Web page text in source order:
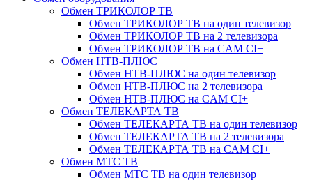
Обмен ТРИКОЛОР ТВ
Обмен ТРИКОЛОР ТВ на один телевизор
Обмен ТРИКОЛОР ТВ на 2 телевизора
Обмен ТРИКОЛОР ТВ на CAM CI+
Обмен НТВ-ПЛЮС
Обмен НТВ-ПЛЮС на один телевизор
Обмен НТВ-ПЛЮС на 2 телевизора
Обмен НТВ-ПЛЮС на CAM CI+
Обмен ТЕЛЕКАРТА ТВ
Обмен ТЕЛЕКАРТА ТВ на один телевизор
Обмен ТЕЛЕКАРТА ТВ на 2 телевизора
Обмен ТЕЛЕКАРТА ТВ на CAM CI+
Обмен МТС ТВ
Обмен МТС ТВ на один телевизор